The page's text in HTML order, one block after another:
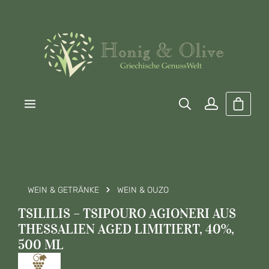
WEIN & GETRÄNKE WEIN & OUZO
TSILILIS – TSIPOURO AGIONERI AUS
THESSALIEN AGED LIMITIERT, 40%,
500 ML